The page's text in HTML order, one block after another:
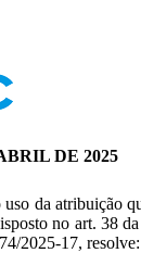
DE 2025
uso da atribuição
no art. 38
2025-17, resolve: